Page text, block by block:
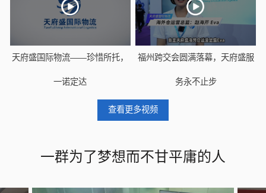
天府盛国际物流——珍惜所托，
一诺定达
福州跨交会圆满落幕，天府盛服
务永不止步
查看更多视频
一群为了梦想而不甘平庸的人